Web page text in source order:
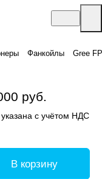
Фанкойлы Gree
руб.
с учётом НДС
В корзину